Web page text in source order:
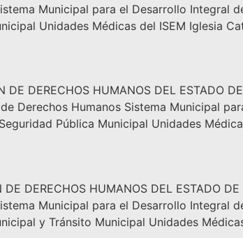
Municipal para el Desarrollo Integral
Unidades Médicas del ISEM Iglesia
DE DERECHOS HUMANOS DEL
Derechos Humanos Sistema Municipal
Pública Municipal Unidades
DE DERECHOS HUMANOS DEL ESTADO
Municipal para el Desarrollo Integral
y Tránsito Municipal Unidades